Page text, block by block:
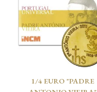
1/4 EURO "PADRE